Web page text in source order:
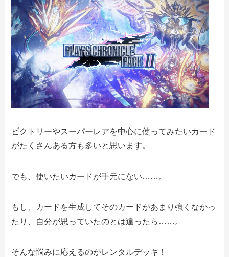
ビクトリーやスーパーレアを中心に使ってみたいカード
がたくさんある方も多いと思います。
でも、使いたいカードが手元にない……。
もし、カードを生成してそのカードがあまり強くなかっ
たり、自分が思っていたのとは違ったら……。
そんな悩みに応えるのがレンタルデッキ！